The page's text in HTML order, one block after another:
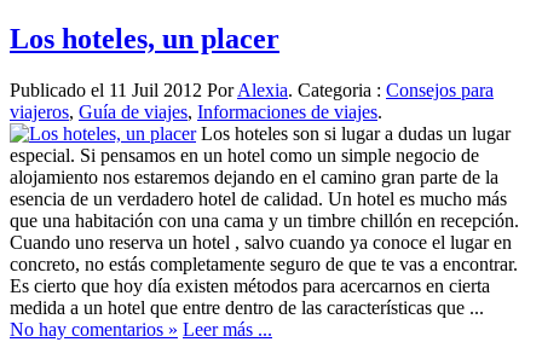
Los hoteles, un placer
Publicado el 11 Juil 2012 PorAlexia. Categoria : Consejos para
viajeros, Guía de viajes, Informaciones de viajes.
Los hoteles son si lugar a dudas un lugar
especial. Si pensamos en un hotel como un simple negocio de
alojamiento nos estaremos dejando en el camino gran parte de la
esencia de un verdadero hotel de calidad. Un hotel es mucho más
que una habitación con una cama y un timbre chillón en recepción.
Cuando uno reserva un hotel , salvo cuando ya conoce el lugar en
concreto, no estás completamente seguro de que te vas a encontrar.
Es cierto que hoy día existen métodos para acercarnos en cierta
medida a un hotel que entre dentro de las características que ...
No hay comentarios » Leer más ...